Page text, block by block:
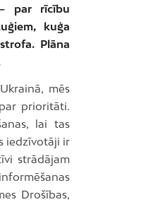
par rīcību
kuģa
Plāna
mēs
prioritāti.
lai tas
iedzīvotāji ir
strādājam
Drošības,